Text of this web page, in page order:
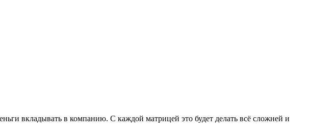
вкладывать в компанию. С каждой матрицей это будет делать всё сложней и